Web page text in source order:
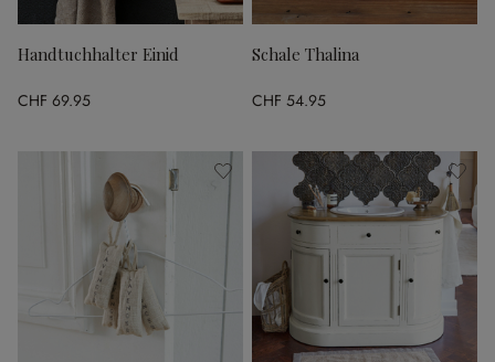
Handtuchhalter Einid
CHF 69.95
Schale Thalina
CHF 54.95